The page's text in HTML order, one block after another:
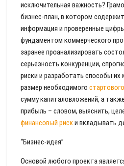
исключительная важность?
бизнес-план, в котором
информация и проверенные
фундаментом коммерческого
заранее проанализировать
серьезность конкуренции,
риски и разработать способы их
размер необходимого
сумму капиталовложений, а
прибыль – словом, выяснить,
финансовый риски вкладывать
“Бизнес-идея”
Основой любого проекта